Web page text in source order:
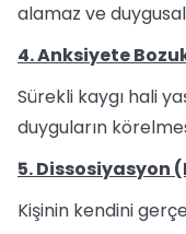
alamaz ve
4. Anksiyete
Sürekli kaygı hali
duyguların
5. Dissosiyasyon
Kişinin kendini